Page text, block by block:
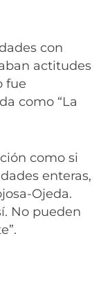
con
actitudes
fue
como “La
como si
enteras,
Ojeda.
No pueden